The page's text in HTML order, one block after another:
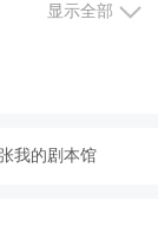
哪
显示全部
我的剧本馆